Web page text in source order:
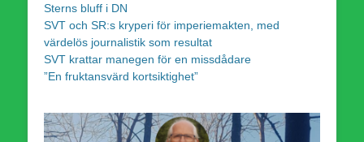
Sterns bluff i DN
SVT och SR:s kryperi för imperiemakten, med
värdelös journalistik som resultat
SVT krattar manegen för en missdådare
”En fruktansvärd kortsiktighet”